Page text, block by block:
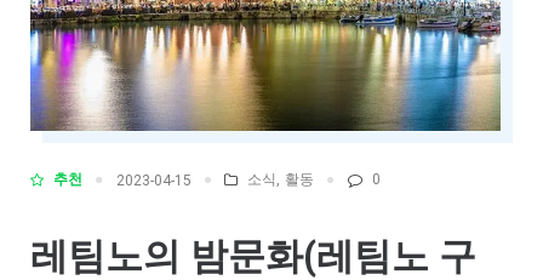
추천 2023-04-15 소식 , 활동 0
레팀노의 밤문화(레팀노 구